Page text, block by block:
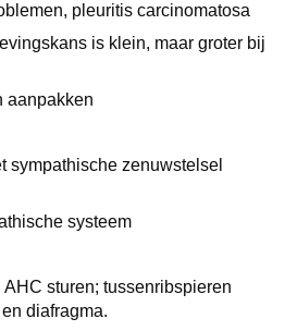
pleuritis carcinomatosa
is klein, maar groter bij
aanpakken
sympathische zenuwstelsel
systeem
sturen; tussenribspieren
diafragma.